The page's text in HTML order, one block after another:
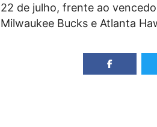
22 de julho, frente ao
Milwaukee Bucks e Atlanta